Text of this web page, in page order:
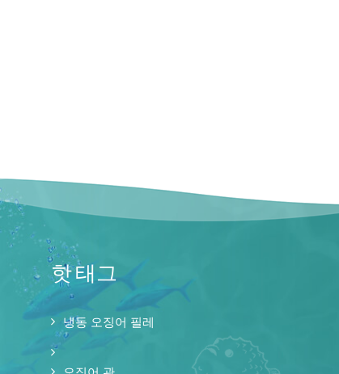
핫 태그
냉동 오징어 필레